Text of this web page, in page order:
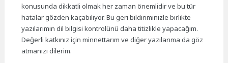
konusunda dikkatli olmak her zaman önemlidir ve bu tür
hatalar gözden kaçabiliyor. Bu geri bildiriminizle birlikte
yazılarımın dil bilgisi kontrolünü daha titizlikle yapacağım.
Değerli katkınız için minnettarım ve diğer yazılarıma da göz
atmanızı dilerim.